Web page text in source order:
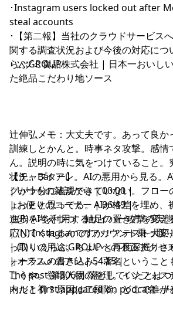
･Instagram users locked out after
steal accounts
･ 【第二報】当社のクラウドサービス
関する調査状況および今後の対応につ
らぶGROUP
･ツヅミ食品株式会社 | 日本一おいし
た絶品こだわり地ソース
辻伸弘メモ：大丈夫です。あって良か
訓練しとかんと。時事ネタ攻撃。感情
ん。説明の時に気をつけていること
状況。Bar アレ。AIの悪用から見る。
グが十分に表現できていない。フロー
ょっとと思ってる。AIが格差を埋め、
進歩を考えつつ、軸足の置き方を変え
応してくれるんですか！？テスト大
っ取りの用途。ちょいと再度深掘りさ
ォーラムの書き込み。著名というこ
こうや。登場人物の整理。インフォス
内だと初？原因は二段階。どこで誰が
【チャプター】
| いつもの雑談から | 00:00 |
| お便りのコーナー | 06:49 |
| (P) AI を利用するサイバー攻撃の実
| (N) Instagram のアカウント乗っ取
| (T) いえらぶGROUPへの不正アク
| オススメのアレ | 54:15 |
The post第306回 落としていたとは
ャル！first appeared on podcast - #